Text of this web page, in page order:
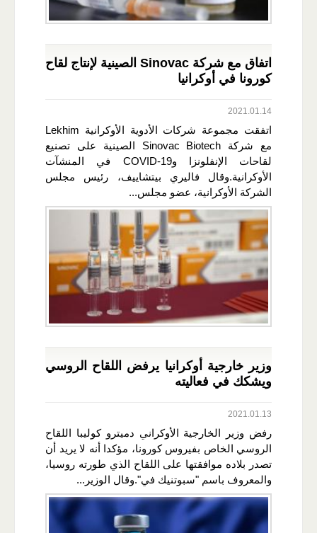
اتفاق مع شركة Sinovac الصينية لإنتاج لقاح
كورونا في أوكرانيا
2021.01.14
اتفقت مجموعة شركات الأدوية الأوكرانية Lekhim
مع شركة Sinovac Biotech الصينية على تصنيع
لقاحات الإنفلونزا وCOVID-19 في المنشآت
الأوكرانية.وقال فاليري بيتشاييف، رئيس مجلس
الشركة الأوكرانية، عضو مجلس...
وزير خارجية أوكرانيا يرفض اللقاح الروسي
ويشكك في فعاليته
2021.01.13
رفض وزير الخارجية الأوكراني دميترو كوليبا اللقاح
الروسي الخاص بفيروس كورونا، مؤكدا أنه لا يريد أن
تصدر بلاده موافقتها على اللقاح الذي طورته روسيا،
والمعروف باسم "سبوتنيك في".وقال الوزير...